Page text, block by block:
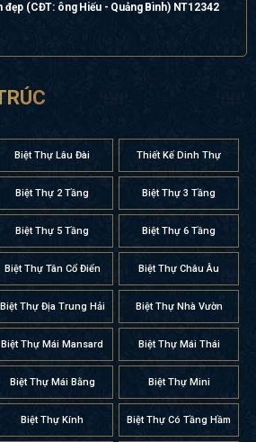
đẹp (CĐT: ông Hiếu - Quảng Bình) NT12342
Biệt Thự Lâu Đài Thiết Kế Dinh Thự
Biệt Thự 2 Tầng Biệt Thự 3 Tầng
Biệt Thự 5 Tầng Biệt Thự 6 Tầng
Biệt Thự Tân Cổ Điển Biệt Thự Châu Âu
Biệt Thự Địa Trung Hải Biệt Thự Nhà Vườn
Biệt Thự Mái Mansard Biệt Thự Mái Thái
Biệt Thự Mái Bằng Biệt Thự Mini
Biệt Thự Kính Biệt Thự Có Tầng Hầm